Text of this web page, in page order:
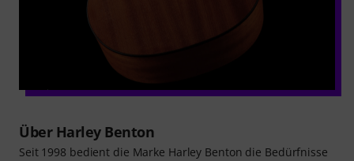
Über Harley Benton
Seit 1998 bedient die Marke Harley Benton die Bedürfnisse